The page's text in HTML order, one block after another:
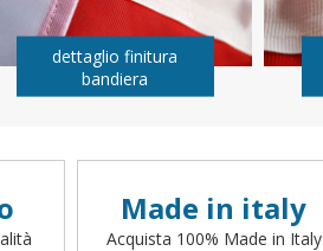
dettaglio finitura
bandiera
Made in italy
Acquista 100% Made in Italy